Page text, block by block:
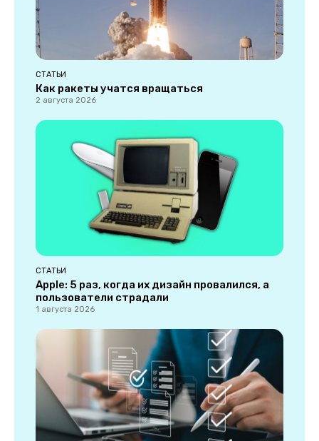
СТАТЬИ
Как ракеты учатся вращаться
2 августа 2026
СТАТЬИ
Apple: 5 раз, когда их дизайн провалился, а
пользователи страдали
1 августа 2026